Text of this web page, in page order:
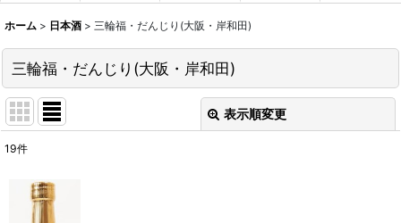
ホーム > 日本酒 > 三輪福・だんじり(大阪・岸和田)
三輪福・だんじり(大阪・岸和田)
表示順変更
並び順
19件